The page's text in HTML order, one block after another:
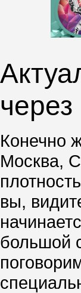
через
Конечно
Москва,
вы,
большой